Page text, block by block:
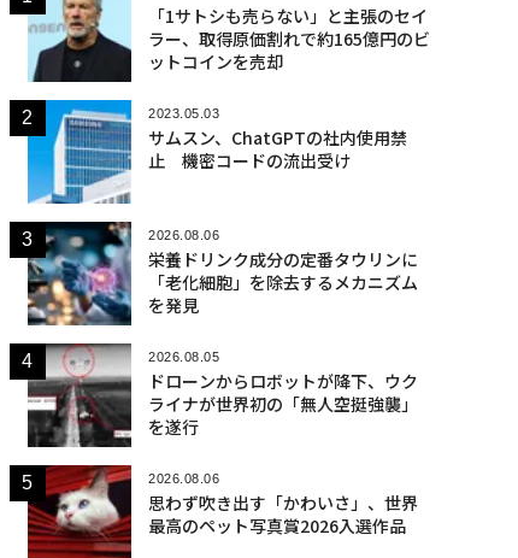
「1サトシも売らない」と主張のセイ
ラー、取得原価割れで約165億円のビ
ットコインを売却
2023.05.03
サムスン、ChatGPTの社内使用禁
止 機密コードの流出受け
2026.08.06
栄養ドリンク成分の定番タウリンに
「老化細胞」を除去するメカニズム
を発見
2026.08.05
ドローンからロボットが降下、ウク
ライナが世界初の「無人空挺強襲」
を遂行
2026.08.06
思わず吹き出す「かわいさ」、世界
最高のペット写真賞2026入選作品